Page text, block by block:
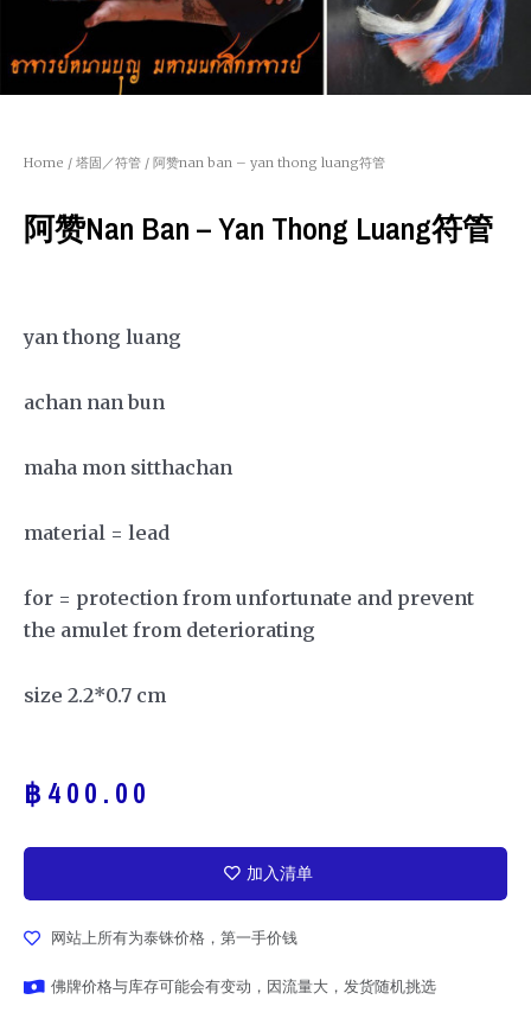
Home / 塔固／符管 / 阿赞nan ban – yan thong luang符管
阿赞nan Ban – Yan Thong Luang符管
yan thong luang
achan nan bun
maha mon sitthachan
material = lead
for = protection from unfortunate and prevent
the amulet from deteriorating
size 2.2*0.7 cm
฿ 400.00
加入清单
网站上所有为泰铢价格，第一手价钱
佛牌价格与库存可能会有变动，因流量大，发货随机挑选